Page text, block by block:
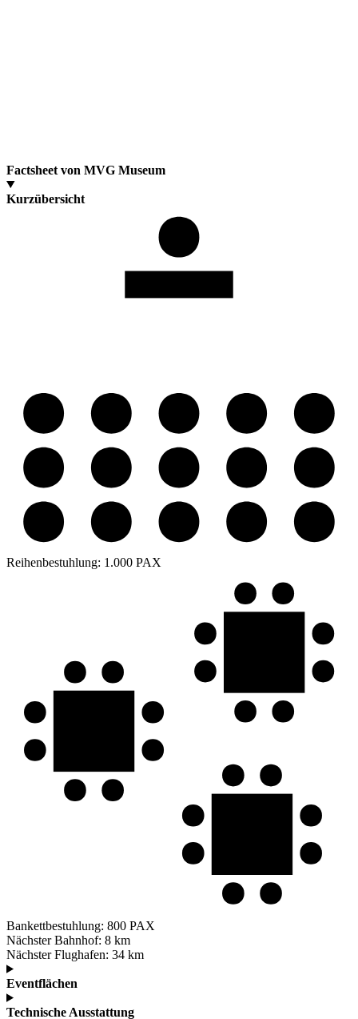
Factsheet von MVG Museum
Kurzübersicht
Reihenbestuhlung: 1.000 PAX
Bankettbestuhlung: 800 PAX
Nächster Bahnhof: 8 km
Nächster Flughafen: 34 km
Eventflächen
Technische Ausstattung